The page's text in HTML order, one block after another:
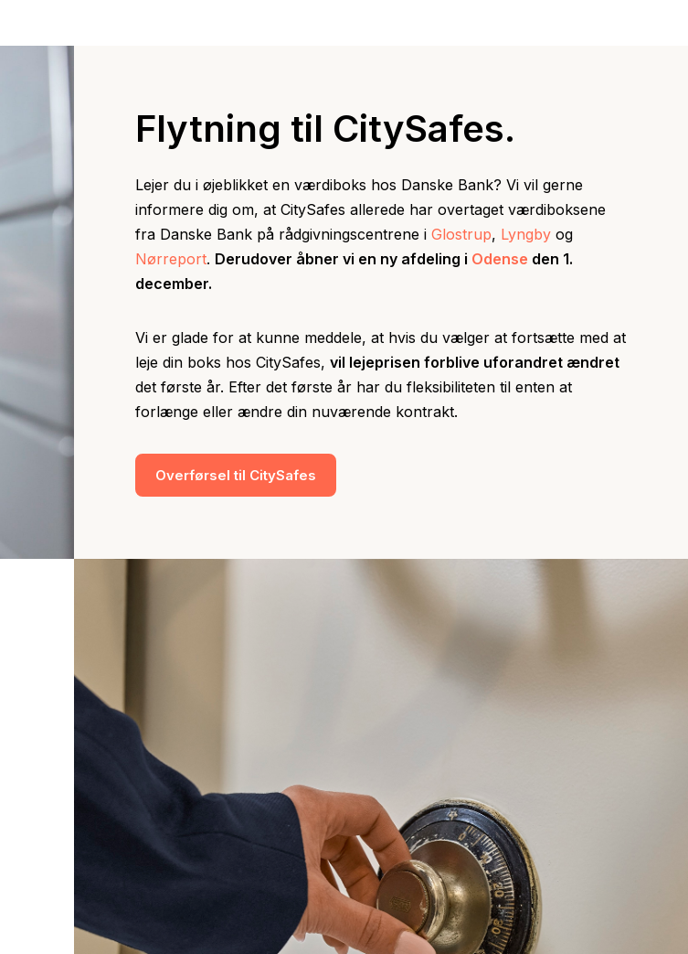
Flytning til CitySafes.
Lejer du i øjeblikket en værdiboks hos Danske Bank? Vi vil gerne
informere dig om, at CitySafes allerede har overtaget værdiboksene
fra Danske Bank på rådgivningscentrene iGlostrup, Lyngby og
Nørreport. Derudover åbner vi en ny afdeling i Odense den 1.
december.
Vi er glade for at kunne meddele, at hvis du vælger at fortsætte med at
leje din boks hos CitySafes,vil lejeprisen forblive uforandret ændret
det første år. Efter det første år har du fleksibiliteten til enten at
forlænge eller ændre din nuværende kontrakt.
Overførsel til CitySafes